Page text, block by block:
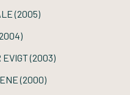
(2005)
EVIGT(2003)
(2000)